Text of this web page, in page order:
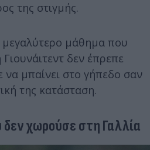
της στιγμής.
μεγαλύτερο μάθημα που
δεν έπρεπε
μπαίνει στο γήπεδο σαν
της κατάσταση.
δεν χωρούσε στη Γαλλία